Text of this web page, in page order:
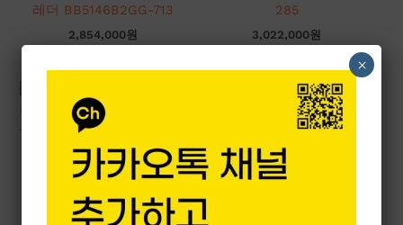
레더 BB5146B2GG-713
2,854,000원
285
3,022,000원
×